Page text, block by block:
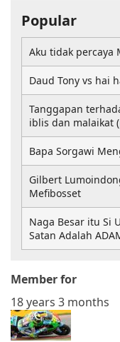
Member for
18 years 3 months
Popular
Aku tidak percaya
Daud Tony vs hai
Tanggapan
iblis dan malaikat
Bapa Sorgawi
Gilbert
Mefibosset
Naga Besar itu Si
Satan Adalah